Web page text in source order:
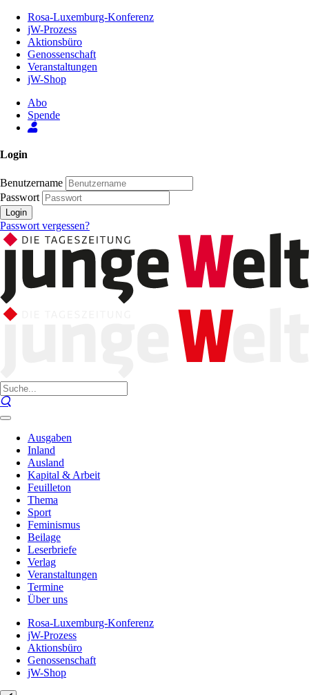
Inhalt
Seite
Rosa-Luxemburg-Konferenz
jW-Prozess
Aktionsbüro
Genossenschaft
Veranstaltungen
jW-Shop
Abo
Spende
Login
Benutzername
Passwort
Login
Passwort vergessen?
Ausgaben
Inland
Ausland
Kapital & Arbeit
Feuilleton
Thema
Sport
Feminismus
Beilage
Leserbriefe
Verlag
Veranstaltungen
Termine
Über uns
Rosa-Luxemburg-Konferenz
jW-Prozess
Aktionsbüro
Genossenschaft
jW-Shop